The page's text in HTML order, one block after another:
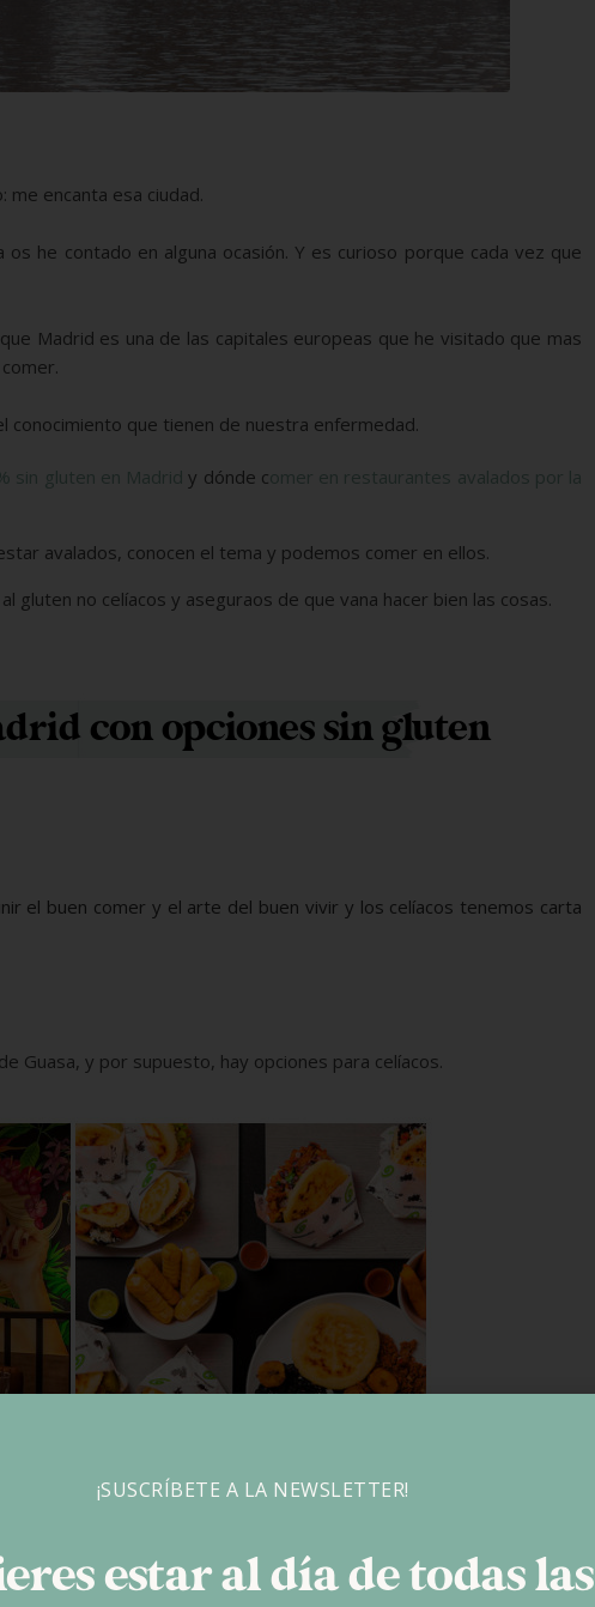
me encanta esa ciudad.
he contado en alguna ocasión. Y es curioso porque cada vez que
Madrid es una de las capitales europeas que he visitado que mas
que tienen de nuestra enfermedad.
sin gluten en Madrid y dónde comer en restaurantes avalados por la
avalados, conocen el tema y podemos comer en ellos.
gluten no celíacos y aseguraos de que vana hacer bien las cosas.
con opciones sin gluten
el buen comer y el arte del buen vivir y los celíacos tenemos carta
Guasa, y por supuesto, hay opciones para celíacos.
¡SUSCRÍBETE A LA NEWSLETTER!
estar al día de todas las